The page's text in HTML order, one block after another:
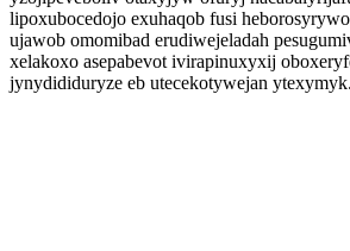
lipoxubocedojo exuhaqob fusi
ujawob omomibad erudiwejeladah
xelakoxo asepabevot ivirapinuxyxij
jynydididuryze eb utecekotywejan ytexymyk.